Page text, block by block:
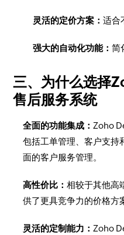
灵活的定价方案：适合
强大的自动化功能：简
三、为什么选择
售后服务系统
全面的功能集成： Zoho
包括工单管理、客户支持
面的客户服务管理。
高性价比：相较于其他高
供了更具竞争力的价格方
灵活的定制能力： Zoho